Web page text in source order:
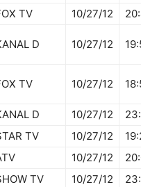
TV 10/27/12
D 10/27/12
TV 10/27/12
D 10/27/12
TV 10/27/12
10/27/12
TV 10/27/12